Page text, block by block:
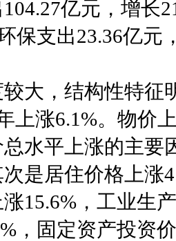
亿元，增长
保支出23.36亿元
大，结构性特征
上涨6.1%。物
水平上涨的主要
是居住价格上涨
15.6%，工业生
，固定资产投资